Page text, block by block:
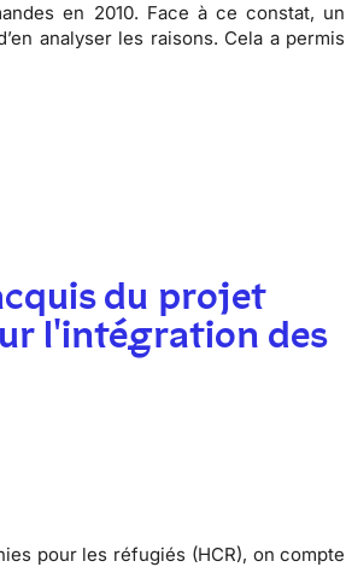
en 2010. Face à ce constat, un
analyser les raisons. Cela a permis
du projet
l'intégration des
pour les réfugiés (HCR), on compte